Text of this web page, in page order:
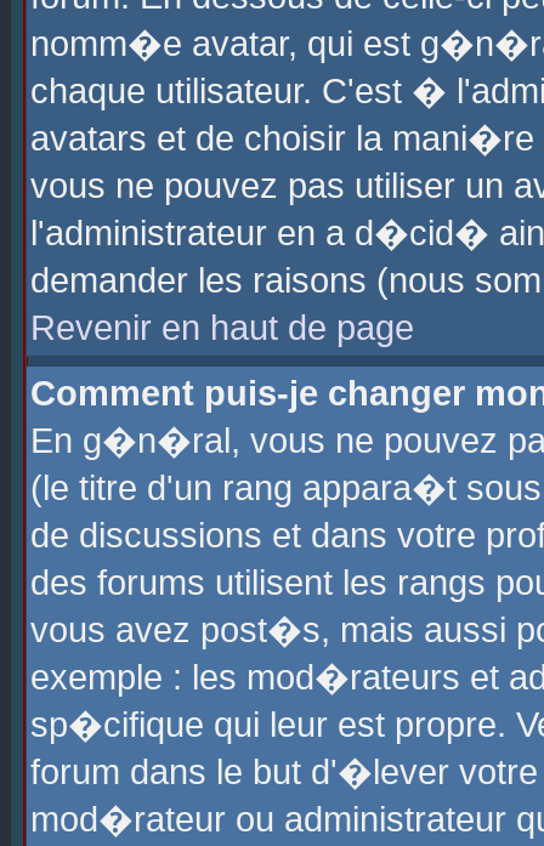
nomm�e avatar, qui est
chaque utilisateur. C'est �
avatars et de choisir la
vous ne pouvez pas utiliser un
l'administrateur en a d�cid�
demander les raisons (nous
Revenir en haut de page
Comment puis-je changer
En g�n�ral, vous ne pouvez
(le titre d'un rang appara�t
de discussions et dans votre
des forums utilisent les rangs
vous avez post�s, mais aussi
exemple : les mod�rateurs et
sp�cifique qui leur est propre.
forum dans le but d'�lever
mod�rateur ou administrateur